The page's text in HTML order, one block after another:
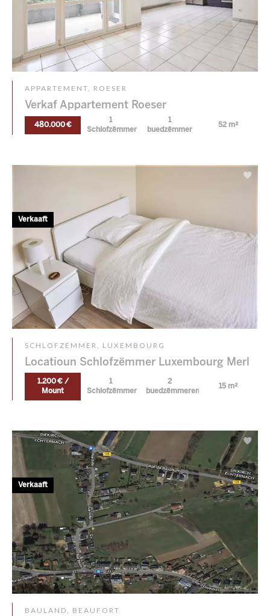
APPARTEMENT, ROESER
Verkaf Appartement Roeser
480.000 €
1
Schlofzëmmer
1
buedzëmmer
52 m²
SCHLOFZËMMER, LUXEMBOURG
Locatioun Schlofzëmmer Luxembourg Merl
1.200 € /
Mount
1
Schlofzëmmer
2
buedzëmmeren
15 m²
Verkaaft
BAULAND, BEAUFORT
Verkaaft